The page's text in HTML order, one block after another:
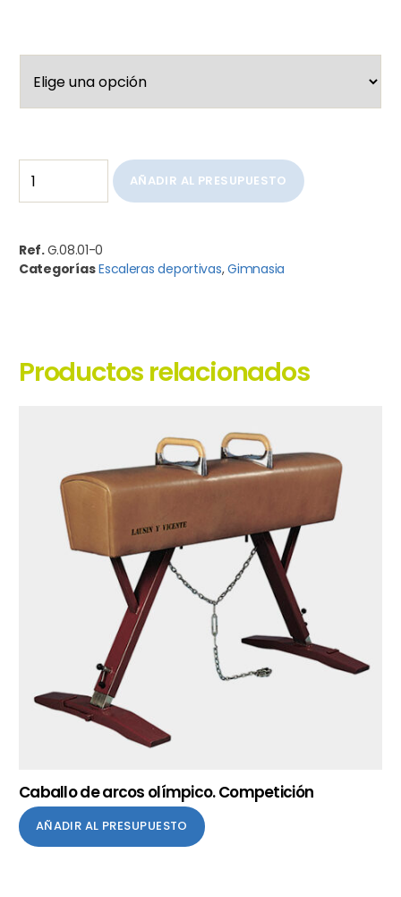
AÑADIR AL PRESUPUESTO
Ref.G.08.01-0
CategoríasEscaleras deportivas,Gimnasia
Productos relacionados
Caballo de arcos olímpico. Competición
AÑADIR AL PRESUPUESTO